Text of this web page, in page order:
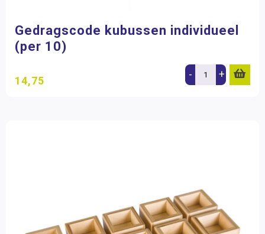
Gedragscode kubussen individueel
(per 10)
14,75 - +